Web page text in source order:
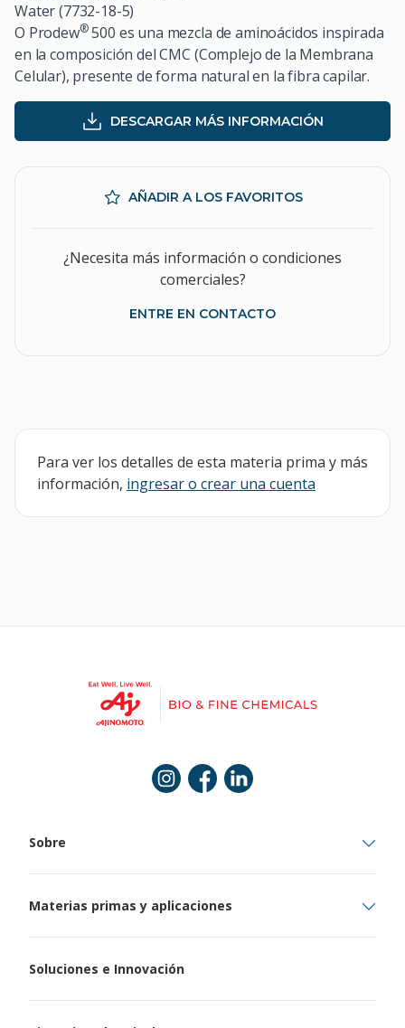
Water (7732-18-5)
O Prodew®500 es una mezcla de aminoácidos inspirada
en la composición del CMC (Complejo de la Membrana
Celular), presente de forma natural en la fibra capilar.
DESCARGAR MÁS INFORMACIÓN
AÑADIR A LOS FAVORITOS
¿Necesita más información o condiciones
comerciales?
ENTRE EN CONTACTO
Para ver los detalles de esta materia prima y más
información, ingresar o crear una cuenta
InstagramFacebook
Linkedin
Sobre
Materias primas y aplicaciones
Soluciones e Innovación